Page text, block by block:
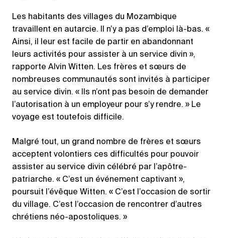
Les habitants des villages du Mozambique
travaillent en autarcie. Il n’y a pas d’emploi là-bas. «
Ainsi, il leur est facile de partir en abandonnant
leurs activités pour assister à un service divin »,
rapporte Alvin Witten. Les frères et sœurs de
nombreuses communautés sont invités à participer
au service divin. « Ils n’ont pas besoin de demander
l’autorisation à un employeur pour s’y rendre. » Le
voyage est toutefois difficile.
Malgré tout, un grand nombre de frères et sœurs
acceptent volontiers ces difficultés pour pouvoir
assister au service divin célébré par l’apôtre-
patriarche. « C’est un événement captivant »,
poursuit l’évêque Witten. « C’est l’occasion de sortir
du village. C’est l’occasion de rencontrer d’autres
chrétiens néo-apostoliques. »